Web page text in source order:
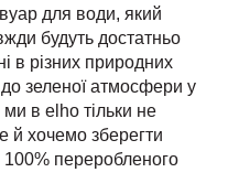
для води, який
будуть достатньо
в різних природних
до зеленої атмосфери у
в elho тільки не
й хочемо зберегти
100% переробленого